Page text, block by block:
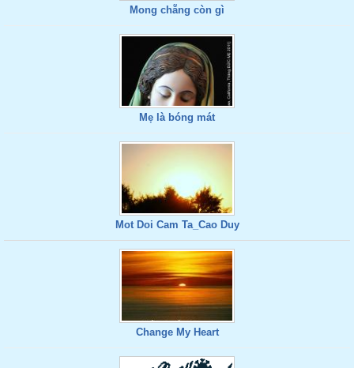
Mong chẵng còn gì
Mẹ là bóng mát
Mot Doi Cam Ta_Cao Duy
Change My Heart